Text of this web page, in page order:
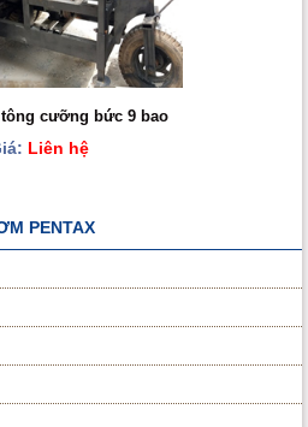
tông cưỡng bức 9 bao
Liên hệ
PENTAX